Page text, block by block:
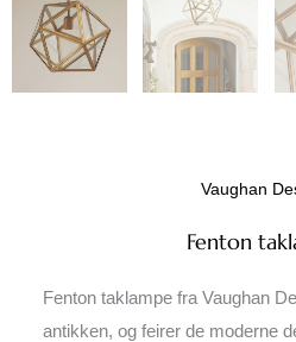
Vaughan
Fenton
Fenton taklampe fra Vaughan
antikken, og feirer de moderne